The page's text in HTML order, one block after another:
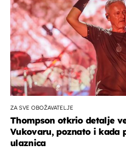
ZA SVE OBOŽAVATELJE
Thompson otkrio detalje
Vukovaru, poznato i kada
ulaznica